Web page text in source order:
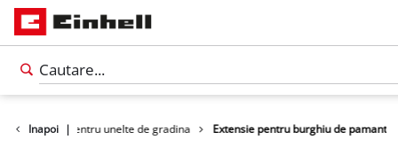
Inapoi |
accesorii pentru unelte de gradina Extensie pentru burghiu de pamant